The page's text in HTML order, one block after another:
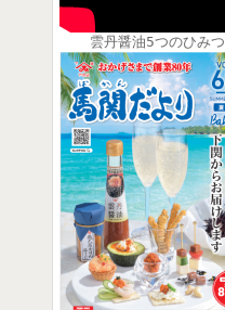
雲丹醤油5つのひみつ